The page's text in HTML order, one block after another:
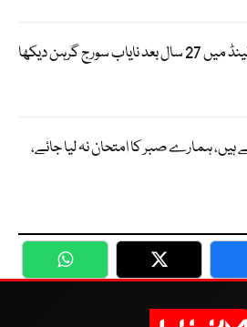
برطانیہ اور آئرلینڈ میں 27 سال بعد نایاب سورج گرہن دیکھا
ہمارے صبر کا امتحان نہ لیا جائے،
WhatsApp Twitter